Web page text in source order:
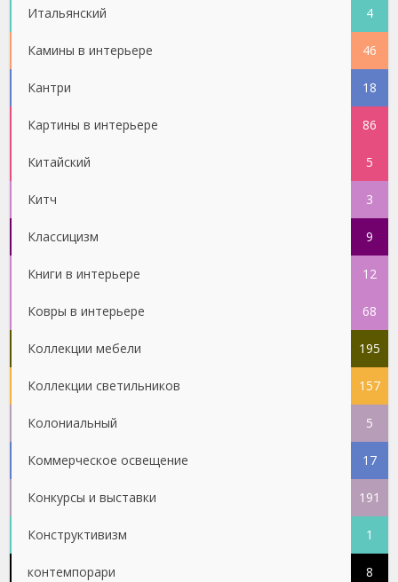
Итальянский 4
Камины в интерьере 46
Кантри 18
Картины в интерьере 86
Китайский 5
Китч 3
Классицизм 9
Книги в интерьере 12
Ковры в интерьере 68
Коллекции мебели 195
Коллекции светильников 157
Колониальный 5
Коммерческое освещение 17
Конкурсы и выставки 191
Конструктивизм 1
контемпорари 8